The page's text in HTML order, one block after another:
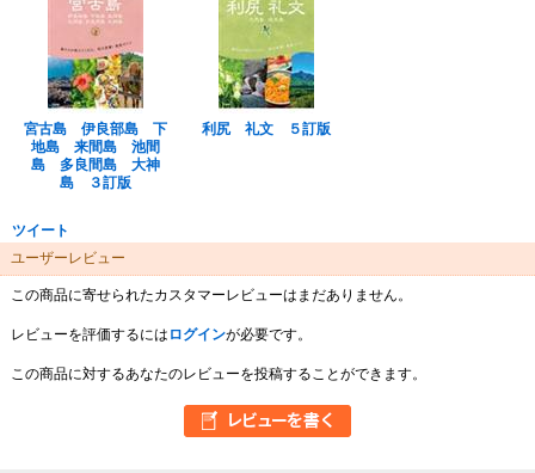
宮古島 伊良部島 下
地島 来間島 池間
島 多良間島 大神
島 ３訂版
利尻 礼文 ５訂版
ツイート
ユーザーレビュー
この商品に寄せられたカスタマーレビューはまだありません。
レビューを評価するには ログインが必要です。
この商品に対するあなたのレビューを投稿することができます。